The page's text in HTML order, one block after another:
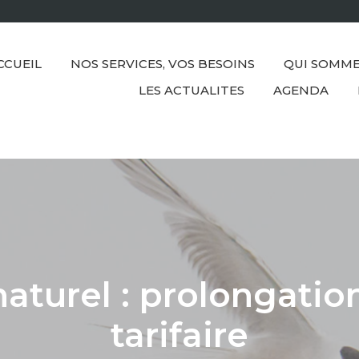
NOS SERVICES, VOS BESOINS
QUI
LES ACTUALITES
AGENDA
:
tarifaire